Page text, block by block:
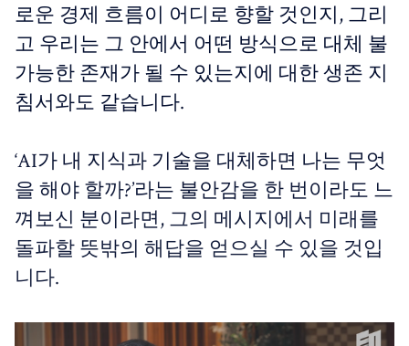
로운 경제 흐름이 어디로 향할 것인지, 그리
고 우리는 그 안에서 어떤 방식으로 대체 불
가능한 존재가 될 수 있는지에 대한 생존 지
침서와도 같습니다.
‘AI가 내 지식과 기술을 대체하면 나는 무엇
을 해야 할까?’라는 불안감을 한 번이라도 느
껴보신 분이라면, 그의 메시지에서 미래를
돌파할 뜻밖의 해답을 얻으실 수 있을 것입
니다.